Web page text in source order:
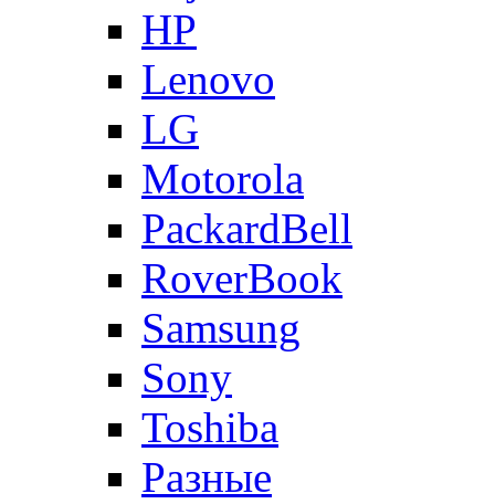
HP
Lenovo
LG
Motorola
PackardBell
RoverBook
Samsung
Sony
Toshiba
Разные